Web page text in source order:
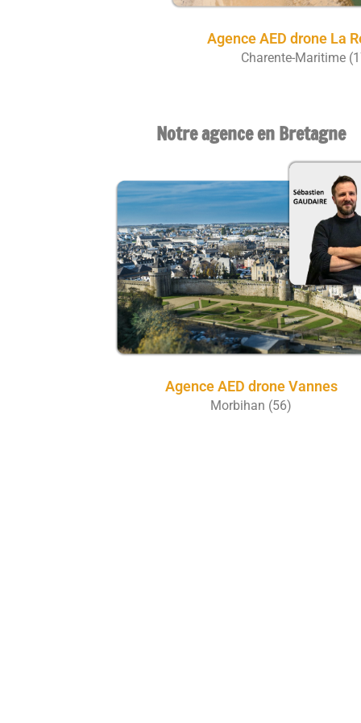
Agence AED drone La
Charente-Maritime
Notre agence en Bretagne
Agence AED drone Vannes
Morbihan (56)